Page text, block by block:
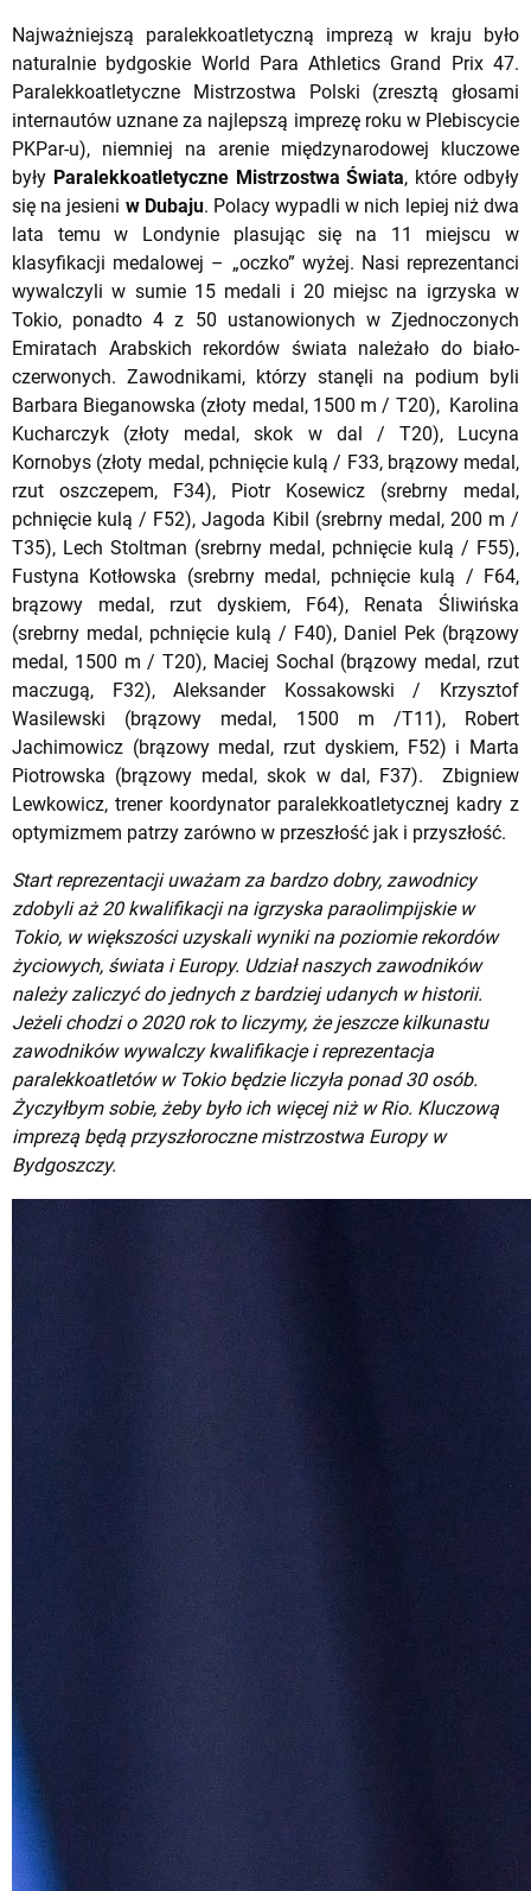
Najważniejszą paralekkoatletyczną imprezą w kraju było
naturalnie bydgoskie World Para Athletics Grand Prix 47.
Paralekkoatletyczne Mistrzostwa Polski (zresztą głosami
internautów uznane za najlepszą imprezę roku w Plebiscycie
PKPar-u), niemniej na arenie międzynarodowej kluczowe
były Paralekkoatletyczne Mistrzostwa Świata, które odbyły
się na jesieni w Dubaju. Polacy wypadli w nich lepiej niż dwa
lata temu w Londynie plasując się na 11 miejscu w
klasyfikacji medalowej – „oczko” wyżej. Nasi reprezentanci
wywalczyli w sumie 15 medali i 20 miejsc na igrzyska w
Tokio, ponadto 4 z 50 ustanowionych w Zjednoczonych
Emiratach Arabskich rekordów świata należało do biało-
czerwonych. Zawodnikami, którzy stanęli na podium byli
Barbara Bieganowska (złoty medal, 1500 m / T20), Karolina
Kucharczyk (złoty medal, skok w dal / T20), Lucyna
Kornobys (złoty medal, pchnięcie kulą / F33, brązowy medal,
rzut oszczepem, F34), Piotr Kosewicz (srebrny medal,
pchnięcie kulą / F52), Jagoda Kibil (srebrny medal, 200 m /
T35), Lech Stoltman (srebrny medal, pchnięcie kulą / F55),
Fustyna Kotłowska (srebrny medal, pchnięcie kulą / F64,
brązowy medal, rzut dyskiem, F64), Renata Śliwińska
(srebrny medal, pchnięcie kulą / F40), Daniel Pek (brązowy
medal, 1500 m / T20), Maciej Sochal (brązowy medal, rzut
maczugą, F32), Aleksander Kossakowski / Krzysztof
Wasilewski (brązowy medal, 1500 m /T11), Robert
Jachimowicz (brązowy medal, rzut dyskiem, F52) i Marta
Piotrowska (brązowy medal, skok w dal, F37). Zbigniew
Lewkowicz, trener koordynator paralekkoatletycznej kadry z
optymizmem patrzy zarówno w przeszłość jak i przyszłość.
Start reprezentacji uważam za bardzo dobry, zawodnicy
zdobyli aż 20 kwalifikacji na igrzyska paraolimpijskie w
Tokio, w większości uzyskali wyniki na poziomie rekordów
życiowych, świata i Europy. Udział naszych zawodników
należy zaliczyć do jednych z bardziej udanych w historii.
Jeżeli chodzi o 2020 rok to liczymy, że jeszcze kilkunastu
zawodników wywalczy kwalifikacje i reprezentacja
paralekkoatletów w Tokio będzie liczyła ponad 30 osób.
Życzyłbym sobie, żeby było ich więcej niż w Rio. Kluczową
imprezą będą przyszłoroczne mistrzostwa Europy w
Bydgoszczy.